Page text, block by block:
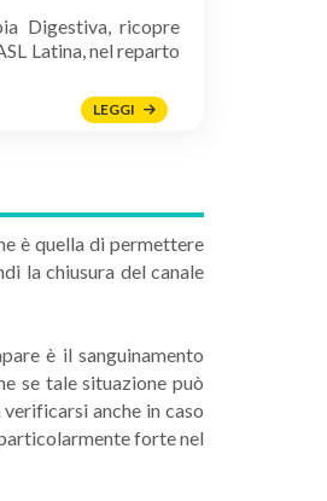
Digestiva, ricopre
Latina, nel reparto
LEGGI
è quella di permettere
la chiusura del canale
è il sanguinamento
se tale situazione può
anche in caso
forte nel